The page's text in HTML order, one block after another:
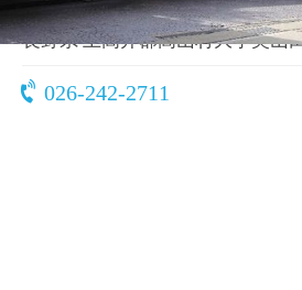
〒382-0816
長野県 上高井郡高山村大字奥山
026-242-2711